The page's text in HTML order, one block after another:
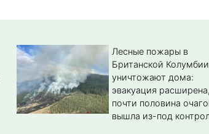
Лесные пожары в
Британской Колумбии
уничтожают дома:
эвакуация расширена,
почти половина
вышла из-под